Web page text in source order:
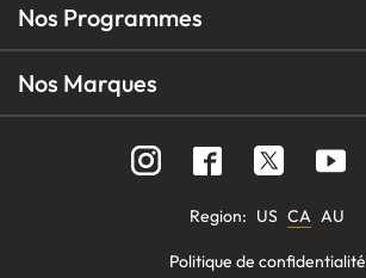
Nos Programmes
Nos Marques
Region: US CA AU
Politique de confidentialité